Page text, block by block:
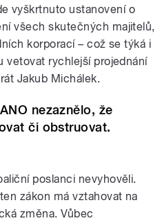
vyškrtnuto ustanovení o
všech skutečných majitelů,
korporací – což se týká i
vetovat rychlejší projednání
Jakub Michálek.
nezaznělo, že
či obstruovat.
poslanci nevyhověli.
zákon má vztahovat na
změna. Vůbec